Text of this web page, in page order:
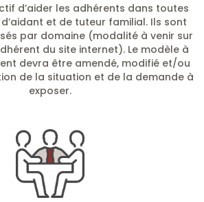
d’aider les adhérents dans toutes
et de tuteur familial. Ils sont
par domaine (modalité à venir sur
du site internet). Le modèle à
devra être amendé, modifié et/ou
de la situation et de la demande à
exposer.